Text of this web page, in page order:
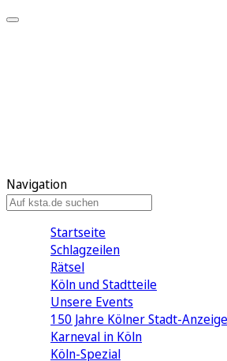
Navigation
Startseite
Schlagzeilen
Rätsel
Köln und Stadtteile
Unsere Events
150 Jahre Kölner Stadt-
Karneval in Köln
Köln-Spezial